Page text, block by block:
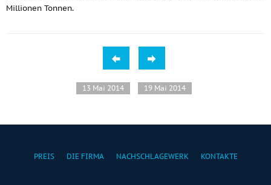
Millionen Tonnen.
13 Mai 2014 19 Mai 2014
PREIS DIE FIRMA NACHSCHLAGEWERK KONTAKTE